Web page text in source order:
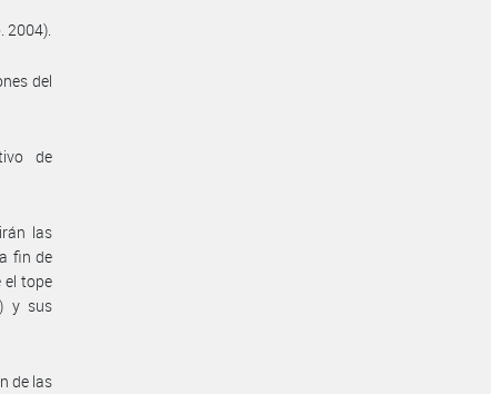
2004).
del
de
las
fin de
el tope
y sus
de las